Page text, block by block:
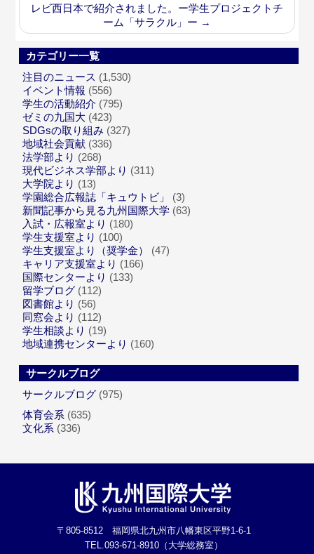
レビ西日本で紹介されました。ー学生プロジェクトチ
ーム「サラクル」ー →
カテゴリー一覧
注目のニュース (1,530)
イベント情報 (556)
学生の活動紹介 (795)
ゼミの九国大 (423)
SDGsの取り組み (327)
地域社会貢献 (336)
法学部より (268)
現代ビジネス学部より (311)
大学院より (13)
学園総合広報誌「キュウトビ」
(3)
新聞記事から見る九州国際大学 (63)
入試・広報室より (180)
学生支援室より (100)
学生支援室より（奨学金）
(47)
キャリア支援室より (166)
国際センターより (133)
留学ブログ (112)
図書館より (56)
同窓会より (112)
学生相談より (19)
地域連携センターより (160)
サークルブログ
サークルブログ (975)
体育会系 (635)
文化系 (336)
〒805-8512 福岡県北九州市八幡東区平野1-6-1
TEL.093-671-8910（大学総務室）